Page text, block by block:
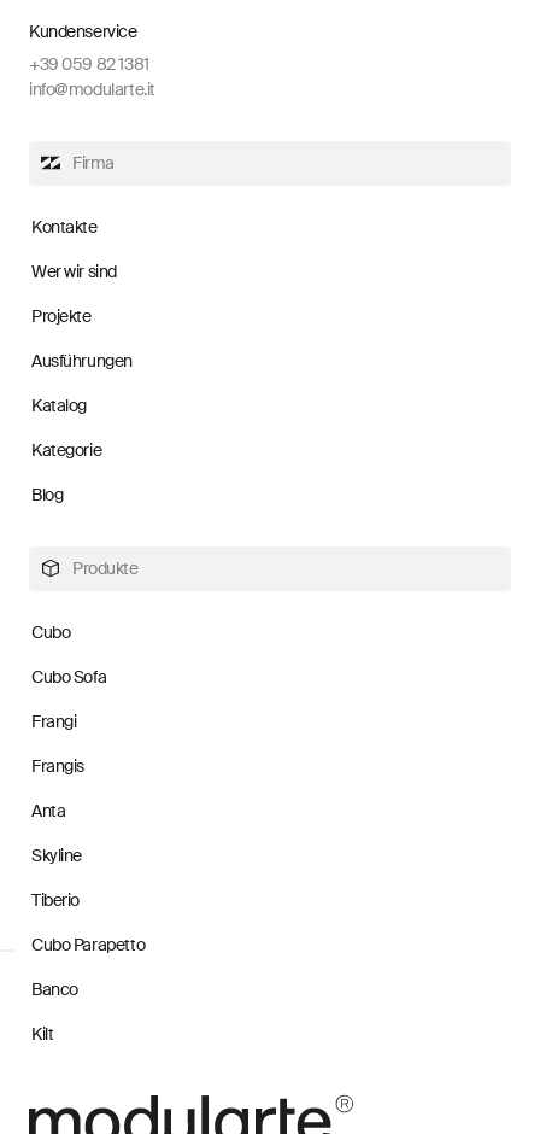
Kundenservice
+39 059 82 1381
info@modularte.it
Firma
Kontakte
Wer wir sind
Projekte
Ausführungen
Katalog
Kategorie
Blog
Produkte
Cubo
Cubo Sofa
Frangi
Frangis
Anta
Skyline
Tiberio
Cubo Parapetto
Banco
Kilt